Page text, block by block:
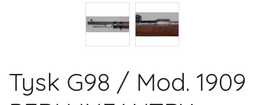
Tysk G98 / Mod. 1909